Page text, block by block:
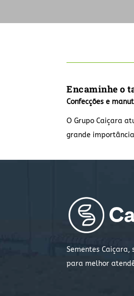
Encaminhe o
Confecções e
O Grupo Caiçara
grande
Sementes Caiçara,
para melhor